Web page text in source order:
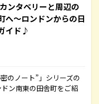
ンタベリーと周辺の
へ～ロンドンからの日
イド♪
のノート”」シリーズの
ン南東の田舎町をご紹